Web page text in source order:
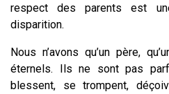
respect des parents est
disparition.
Nous n’avons qu’un père,
éternels. Ils ne sont pas
blessent, se trompent,